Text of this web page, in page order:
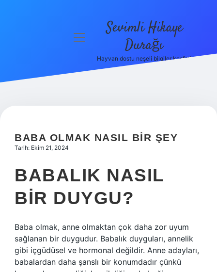
Hakkımızda
menüyü
Sevimli Hikaye
Durağı
Hayvan dostu neşeli bilgiler keşfet!
BABA OLMAK NASIL BIR ŞEY
Tarih: Ekim 21, 2024
BABALIK NASIL
BIR DUYGU?
Baba olmak, anne olmaktan çok daha zor uyum
sağlanan bir duygudur. Babalık duyguları, annelik
gibi içgüdüsel ve hormonal değildir. Anne adayları,
babalardan daha şanslı bir konumdadır çünkü